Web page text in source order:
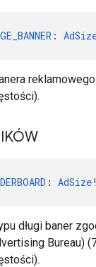
:
: AdSize!
długi baner
Bureau)